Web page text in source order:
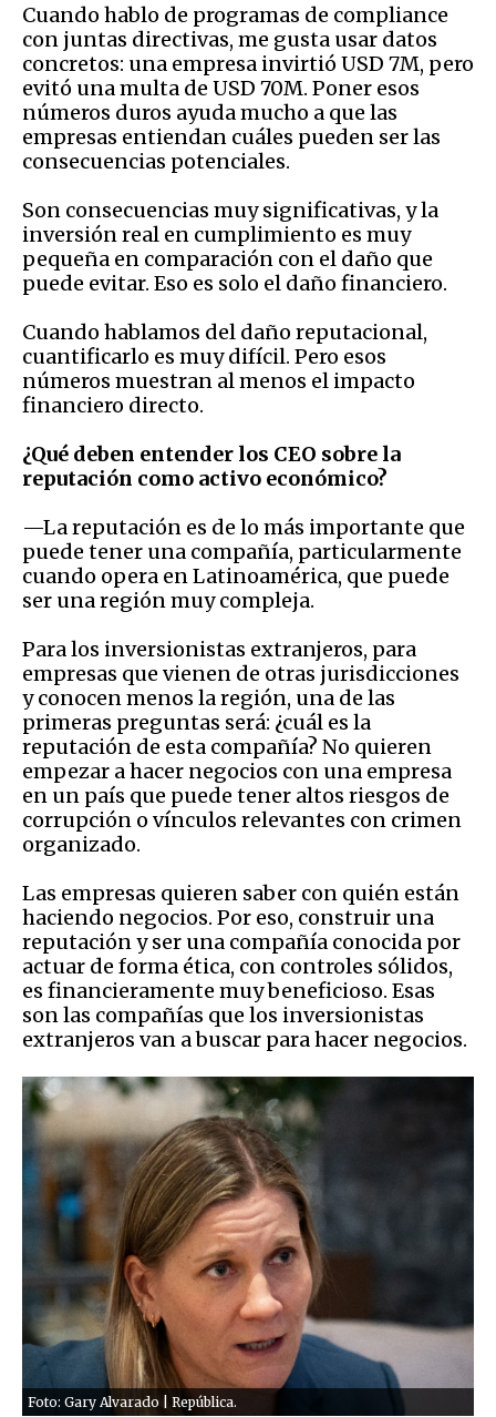
Cuando hablo de programas de compliance
con juntas directivas, me gusta usar datos
concretos: una empresa invirtió USD 7M, pero
evitó una multa de USD 70M. Poner esos
números duros ayuda mucho a que las
empresas entiendan cuáles pueden ser las
consecuencias potenciales.
Son consecuencias muy significativas, y la
inversión real en cumplimiento es muy
pequeña en comparación con el daño que
puede evitar. Eso es solo el daño financiero.
Cuando hablamos del daño reputacional,
cuantificarlo es muy difícil. Pero esos
números muestran al menos el impacto
financiero directo.
¿Qué deben entender los CEO sobre la
reputación como activo económico?
—La reputación es de lo más importante que
puede tener una compañía, particularmente
cuando opera en Latinoamérica, que puede
ser una región muy compleja.
Para los inversionistas extranjeros, para
empresas que vienen de otras jurisdicciones
y conocen menos la región, una de las
primeras preguntas será: ¿cuál es la
reputación de esta compañía? No quieren
empezar a hacer negocios con una empresa
en un país que puede tener altos riesgos de
corrupción o vínculos relevantes con crimen
organizado.
Las empresas quieren saber con quién están
haciendo negocios. Por eso, construir una
reputación y ser una compañía conocida por
actuar de forma ética, con controles sólidos,
es financieramente muy beneficioso. Esas
son las compañías que los inversionistas
extranjeros van a buscar para hacer negocios.
Foto: Gary Alvarado | República.